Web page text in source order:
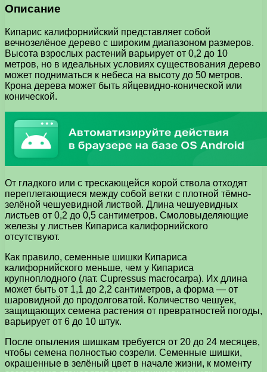
Описание
Кипарис калифорнийский представляет собой
вечнозелёное дерево с широким диапазоном размеров.
Высота взрослых растений варьирует от 0,2 до 10
метров, но в идеальных условиях существования дерево
может подниматься к небеса на высоту до 50 метров.
Крона дерева может быть яйцевидно-конической или
конической.
От гладкого или с трескающейся корой ствола отходят
переплетающиеся между собой ветки с плотной тёмно-
зелёной чешуевидной листвой. Длина чешуевидных
листьев от 0,2 до 0,5 сантиметров. Смоловыделяющие
железы у листьев Кипариса калифорнийского
отсутствуют.
Как правило, семенные шишки Кипариса
калифорнийского меньше, чем у Кипариса
крупноплодного (лат. Cupressus macrocarpa). Их длина
может быть от 1,1 до 2,2 сантиметров, а форма — от
шаровидной до продолговатой. Количество чешуек,
защищающих семена растения от превратностей погоды,
варьирует от 6 до 10 штук.
После опыления шишкам требуется от 20 до 24 месяцев,
чтобы семена полностью созрели. Семенные шишки,
окрашенные в зелёный цвет в начале жизни, к моменту